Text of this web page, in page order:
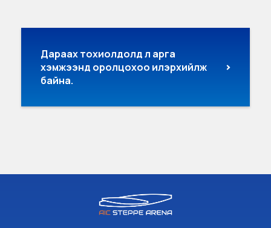
Дараах тохиолдолд л арга
хэмжээнд оролцохоо илэрхийлж
байна.